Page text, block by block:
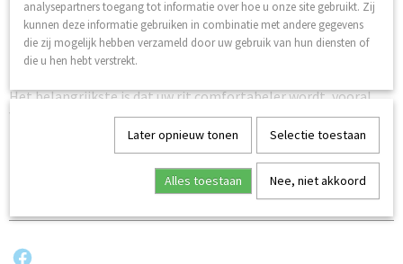
Passend op de volgende modellen van Yamaha
Yamaha XVZ 1300 Venture
Yamaha XVZ 1300 Royal Star
Het belangrijkste is dat uw rit comfortabeler wordt, vooral
voor lange ritten, En motorrijders met rugklachten.
Levertijd 12 werkdagen. Mits op voorraad bij leverancier.
analysepartners toegang tot informatie over hoe u onze site gebruikt. Zij
kunnen deze informatie gebruiken in combinatie met andere gegevens
die zij mogelijk hebben verzameld door uw gebruik van hun diensten of
die u hen hebt verstrekt.
Later opnieuw tonen Selectie toestaan
Alles toestaan Nee, niet akkoord